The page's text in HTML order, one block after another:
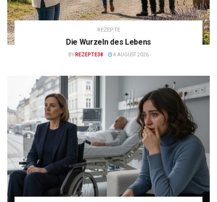
REZEPTE
Die Wurzeln des Lebens
BY REZEPTE38 4 AUGUST 2026